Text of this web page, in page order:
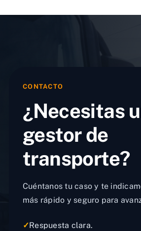
CONTACTO
¿Necesitas
gestor de
transporte?
Cuéntanos tu caso y te
más rápido y seguro para
✓Respuesta clara.